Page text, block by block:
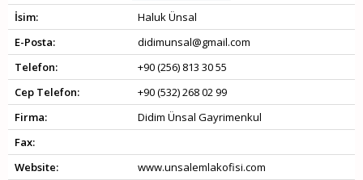
İsim:
Haluk Ünsal
E-Posta:
didimunsal@gmail.com
Telefon:
+90 (256) 813 30 55
Cep Telefon:
+90 (532) 268 02 99
Firma:
Didim Ünsal Gayrimenkul
Fax:
Website:
www.unsalemlakofisi.com